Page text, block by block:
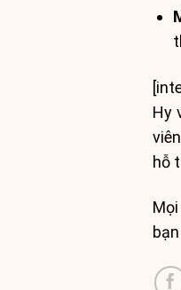
Hy
hỗ